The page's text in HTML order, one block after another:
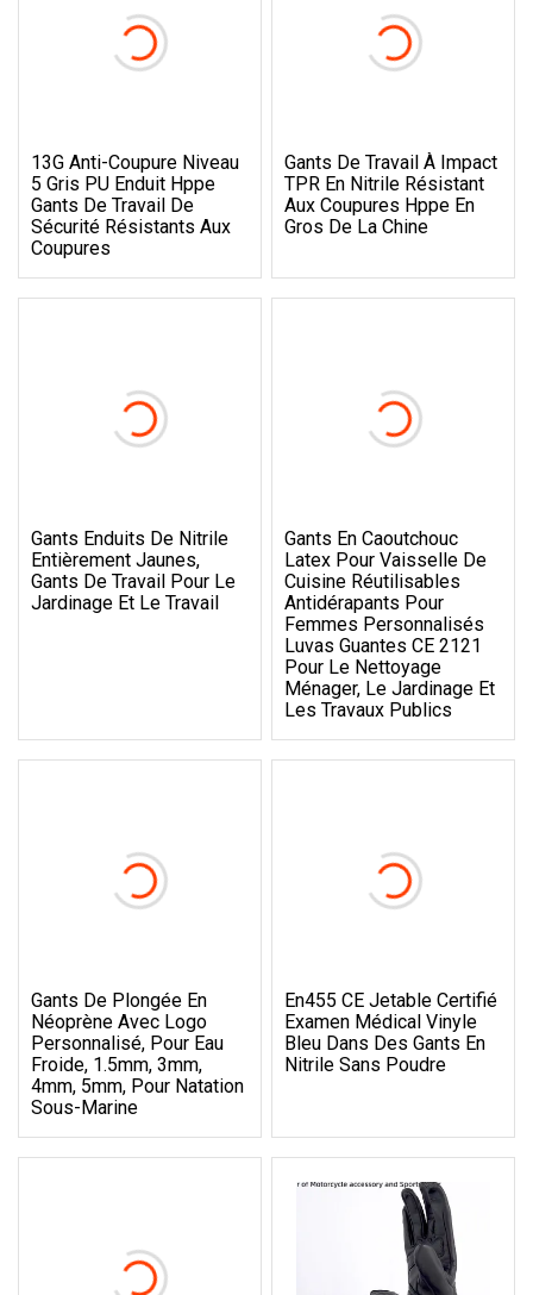
13G Anti-Coupure Niveau
5 Gris PU Enduit Hppe
Gants De Travail De
Sécurité Résistants Aux
Coupures
Gants De Travail À Impact
TPR En Nitrile Résistant
Aux Coupures Hppe En
Gros De La Chine
Gants Enduits De Nitrile
Entièrement Jaunes,
Gants De Travail Pour Le
Jardinage Et Le Travail
Gants En Caoutchouc
Latex Pour Vaisselle De
Cuisine Réutilisables
Antidérapants Pour
Femmes Personnalisés
Luvas Guantes CE 2121
Pour Le Nettoyage
Ménager, Le Jardinage Et
Les Travaux Publics
Gants De Plongée En
Néoprène Avec Logo
Personnalisé, Pour Eau
Froide, 1.5mm, 3mm,
4mm, 5mm, Pour Natation
Sous-Marine
En455 CE Jetable Certifié
Examen Médical Vinyle
Bleu Dans Des Gants En
Nitrile Sans Poudre